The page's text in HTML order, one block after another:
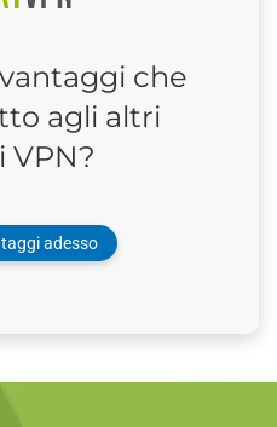
che
agli altri
VPN?
adesso